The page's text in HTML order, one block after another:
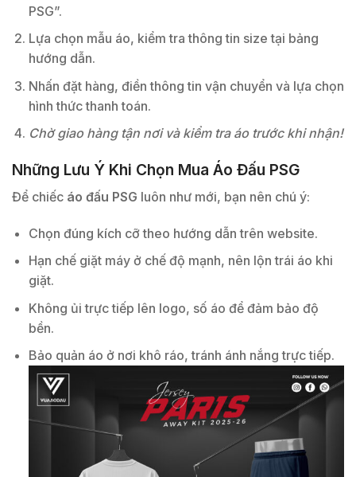
PSG”.
Lựa chọn mẫu áo, kiểm tra thông tin size tại bảng
hướng dẫn.
Nhấn đặt hàng, điền thông tin vận chuyển và lựa chọn
hình thức thanh toán.
Chờ giao hàng tận nơi và kiểm tra áo trước khi nhận!
Những Lưu Ý Khi Chọn Mua Áo Đấu PSG
Để chiếc áo đấu PSG luôn như mới, bạn nên chú ý:
Chọn đúng kích cỡ theo hướng dẫn trên website.
Hạn chế giặt máy ở chế độ mạnh, nên lộn trái áo khi
giặt.
Không ủi trực tiếp lên logo, số áo để đảm bảo độ
bền.
Bảo quản áo ở nơi khô ráo, tránh ánh nắng trực tiếp.